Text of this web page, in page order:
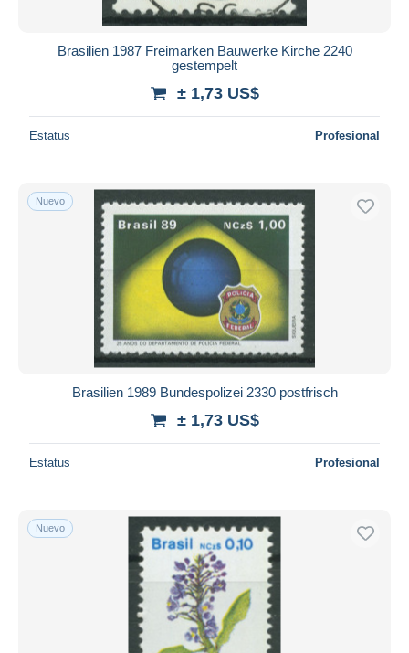
Brasilien 1987 Freimarken Bauwerke Kirche 2240
gestempelt
± 1,73 US$
Estatus Profesional
Nuevo
Brasilien 1989 Bundespolizei 2330 postfrisch
± 1,73 US$
Estatus Profesional
Nuevo